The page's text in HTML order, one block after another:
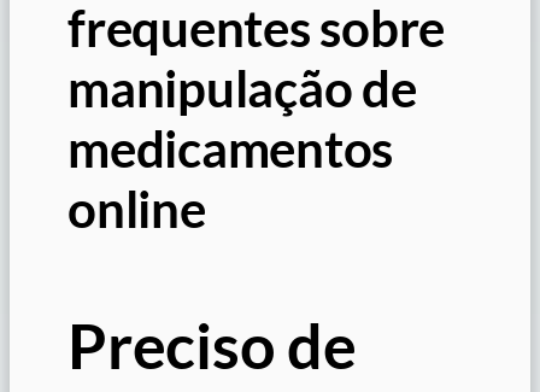
frequentes sobre
manipulação de
medicamentos
online
Preciso de